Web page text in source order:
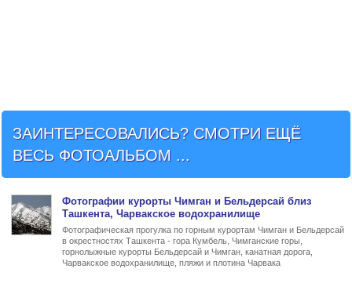
ЗАИНТЕРЕСОВАЛИСЬ? СМОТРИ ЕЩЁ
ВЕСЬ ФОТОАЛЬБОМ ...
Фотографии курорты Чимган и Бельдерсай близ
Ташкента, Чарвакское водохранилище
Фотографическая прогулка по горным курортам Чимган и Бельдерсай
в окрестностях Ташкента - гора Кумбель, Чимганские горы,
горнолыжные курорты Бельдерсай и Чимган, канатная дорога,
Чарвакское водохранилище, пляжи и плотина Чарвака